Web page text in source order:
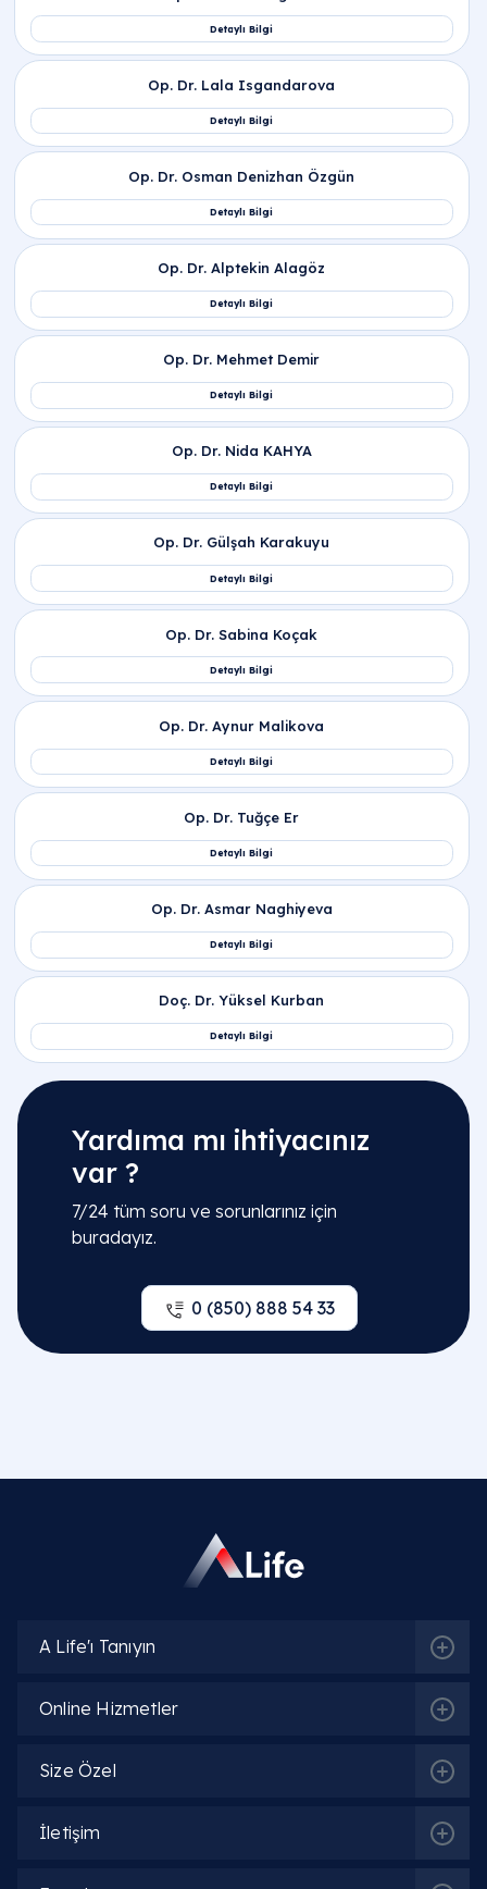
İlgili Bölümler
Jinekoloji | Kadın Doğum Hastalıkları
İlgili Hekimler
Op. Dr. Osman Denizhan Özgün
Yardıma mı ihtiyacınız
var ?
7/24 tüm soru ve sorunlarınız için
buradayız.
0 (850) 888 54 33
A Life'ı Tanıyın
Online Hizmetler
Size Özel
İletişim